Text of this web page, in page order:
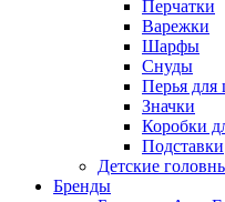
Перчатки
Варежки
Шарфы
Снуды
Перья для
Значки
Коробки
Подставки
Детские
Бренды